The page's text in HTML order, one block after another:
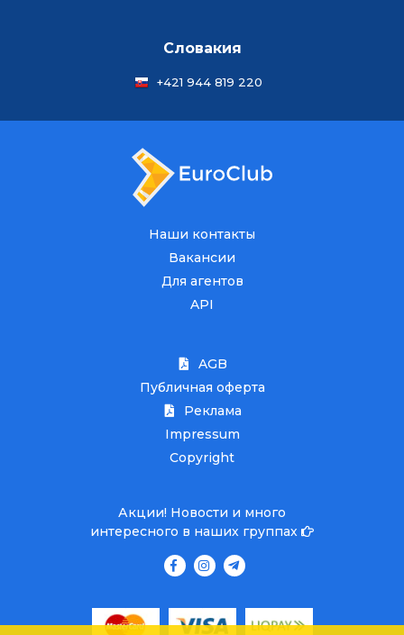
Словакия
+421 944 819 220
Наши контакты
Вакансии
Для агентов
API
AGB
Публичная оферта
Реклама
Impressum
Copyright
Акции! Новости и много
интересного в наших группах